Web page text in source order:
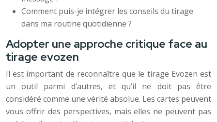
Comment puis-je intégrer les conseils du tirage
dans ma routine quotidienne ?
Adopter une approche critique face au
tirage evozen
Il est important de reconnaître que le tirage Evozen est
un outil parmi d’autres, et qu’il ne doit pas être
considéré comme une vérité absolue. Les cartes peuvent
vous offrir des perspectives, mais elles ne peuvent pas